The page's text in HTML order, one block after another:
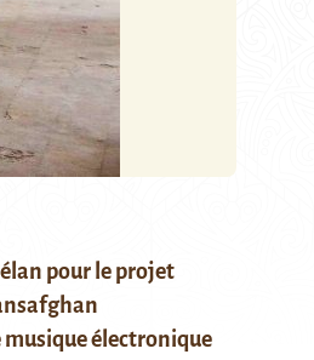
pour le projet
musique électronique